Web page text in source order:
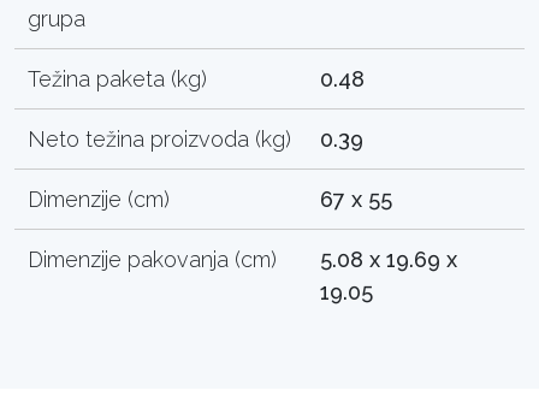
grupa
Težina paketa (kg) 0.48
Neto težina proizvoda (kg) 0.39
Dimenzije (cm) 67 x 55
Dimenzije pakovanja (cm)
5.08 x 19.69 x
19.05